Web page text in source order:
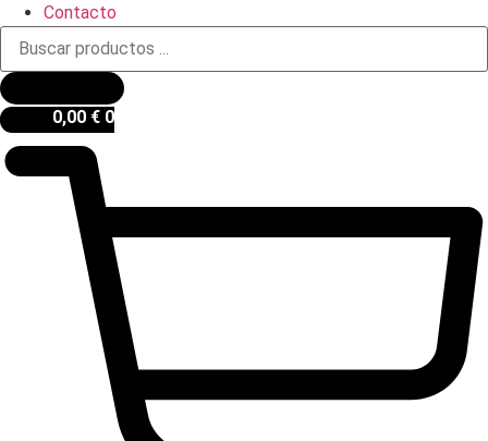
Contacto
Búsqueda
productos
0,00 € 0